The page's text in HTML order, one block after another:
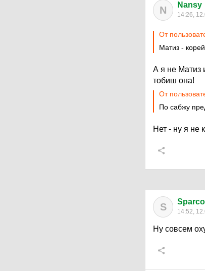
N Nansy
14:26,
От
Матиз -
А я не Матиз
тобиш она!
От
По сабжу
Нет - ну я не
S Sparco
14:52,
Ну совсем